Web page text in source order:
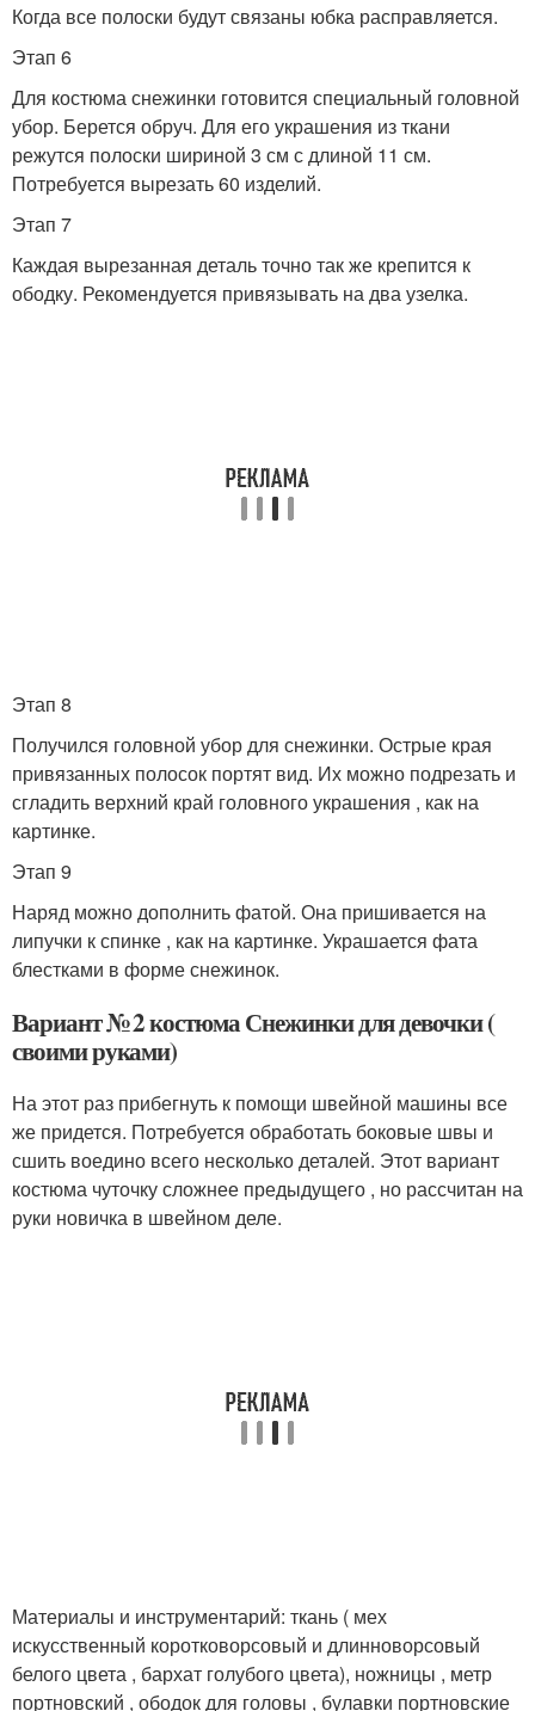
Когда все полоски будут связаны юбка расправляется.
Этап 6
Для костюма снежинки готовится специальный головной
убор. Берется обруч. Для его украшения из ткани
режутся полоски шириной 3 см с длиной 11 см.
Потребуется вырезать 60 изделий.
Этап 7
Каждая вырезанная деталь точно так же крепится к
ободку. Рекомендуется привязывать на два узелка.
Этап 8
Получился головной убор для снежинки. Острые края
привязанных полосок портят вид. Их можно подрезать и
сгладить верхний край головного украшения , как на
картинке.
Этап 9
Наряд можно дополнить фатой. Она пришивается на
липучки к спинке , как на картинке. Украшается фата
блестками в форме снежинок.
Вариант № 2 костюма Снежинки для девочки (
своими руками)
На этот раз прибегнуть к помощи швейной машины все
же придется. Потребуется обработать боковые швы и
сшить воедино всего несколько деталей. Этот вариант
костюма чуточку сложнее предыдущего , но рассчитан на
руки новичка в швейном деле.
Материалы и инструментарий: ткань ( мех
искусственный коротковорсовый и длинноворсовый
белого цвета , бархат голубого цвета), ножницы , метр
портновский , ободок для головы , булавки портновские